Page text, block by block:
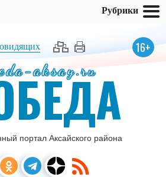
16+
aksay.ru
портал Аксайского района
Рубрики